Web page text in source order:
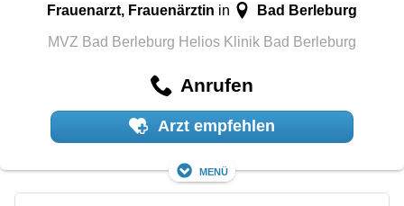
Frauenarzt, Frauenärztin in Bad Berleburg
MVZ Bad Berleburg Helios Klinik Bad Berleburg
Anrufen
Arzt empfehlen
Menü